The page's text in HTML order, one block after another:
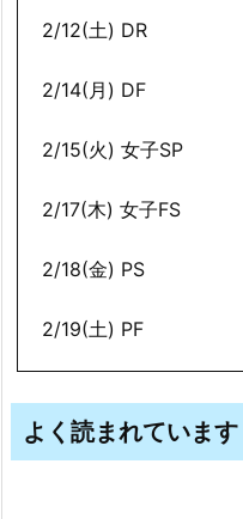
2/12(土) DR
2/14(月) DF
2/15(火) 女子SP
2/17(木) 女子FS
2/18(金) PS
2/19(土) PF
よく読まれています